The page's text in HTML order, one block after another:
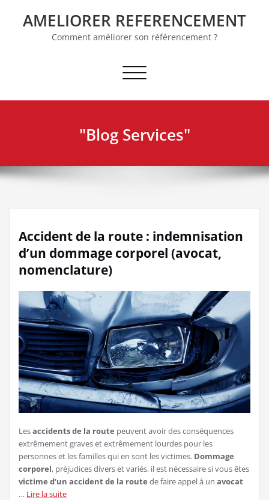
AMELIORER REFERENCEMENT
Comment améliorer son référencement ?
Afficher/masquer la navigation
"Blog Services"
Accident de la route : indemnisation
d’un dommage corporel (avocat,
nomenclature)
Lesaccidents de la route peuvent avoir des conséquences
extrêmement graves et extrêmement lourdes pour les
personnes et les familles qui en sont les victimes. Dommage
corporel, préjudices divers et variés, il est nécessaire si vous êtes
victime d’un accident de la route de faire appel à un avocat
… Lire la suite